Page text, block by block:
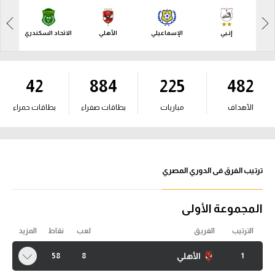
آراء حرة
بطولات
الدوري الإيطالي
الدوري الألماني
الدوري الفرنسي
آراء حرة
أمريكا 2026
الدوري المصري
الدوري الإسباني
الدوري الإيطالي
الدوري الألماني
الدوري الفرنسي
إنـبي الإسماعيلي الأهلي الاتحاد السكندري
482
الأهداف
225
مباريات
884
بطاقات صفراء
42
بطاقات حمراء
ترتيب الفرق فى الدوري المصري
المجموعة الأولى
الترتيب الفريق لعب نقاط المزيد
1 الأهلي 8
58